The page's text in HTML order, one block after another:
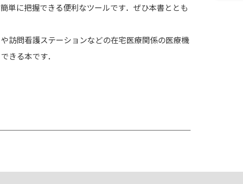
単に把握できる便利なツールです．ぜひ本書ととも
訪問看護ステーションなどの在宅医療関係の医療機
きる本です．